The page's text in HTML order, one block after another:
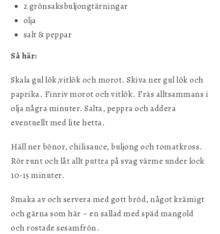
2 grönsaksbuljongtärningar
olja
salt & peppar
Så här:
Skala gul lök,vitlök och morot. Skiva ner gul lök och
paprika. Finriv morot och vitlök. Fräs alltsammans i
olja några minuter. Salta, peppra och addera
eventuellt med lite hetta.
Häll ner bönor, chilisauce, buljong och tomatkross.
Rör runt och låt allt puttra på svag värme under lock
10-15 minuter.
Smaka av och servera med gott bröd, något krämigt
och gärna som här – en sallad med späd mangold
och rostade sesamfrön.